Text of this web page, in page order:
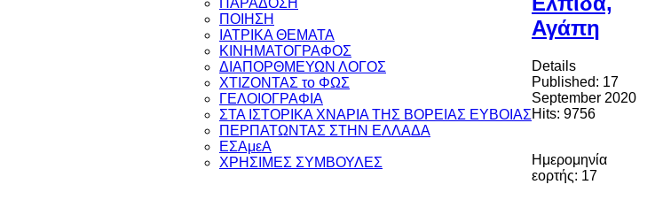
ΠΟΙΗΣΗ
ΙΑΤΡΙΚΑ ΘΕΜΑΤΑ
ΚΙΝΗΜΑΤΟΓΡΑΦΟΣ
ΔΙΑΠΟΡΘΜΕΥΩΝ ΛΟΓΟΣ
ΧΤΙΖΟΝΤΑΣ το ΦΩΣ
ΓΕΛΟΙΟΓΡΑΦΙΑ
ΣΤΑ ΙΣΤΟΡΙΚΑ ΧΝΑΡΙΑ ΤΗΣ ΒΟΡΕΙΑΣ ΕΥΒΟΙΑΣ
ΠΕΡΠΑΤΩΝΤΑΣ ΣΤΗΝ ΕΛΛΑΔΑ
ΕΣΑμεΑ
ΧΡΗΣΙΜΕΣ ΣΥΜΒΟΥΛΕΣ
Αγάπη
Details
Published: 17
September 2020
Hits: 9756
Ημερομηνία
εορτής: 17